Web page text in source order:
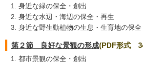
身近な緑の保全・創出
身近な水辺・海辺の保全・再生
身近な野生動植物の生息・生育地の保全
第２節 良好な景観の形成(PDF形式
都市景観の保全・創出